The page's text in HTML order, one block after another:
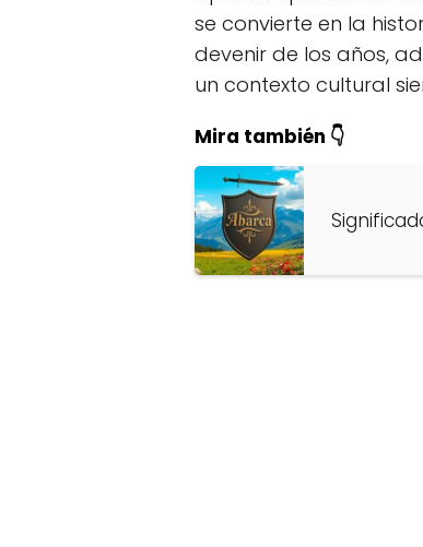
se convierte en la
devenir de los años,
un contexto cultural
Mira también 👇